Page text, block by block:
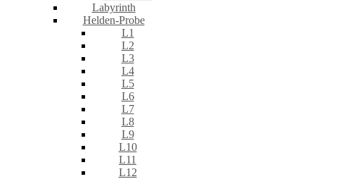
Labyrinth
Helden-Probe
L1
L2
L3
L4
L5
L6
L7
L8
L9
L10
L11
L12